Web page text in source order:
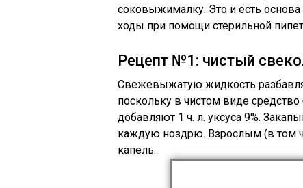
соковыжималку. Это и есть
ходы при помощи стерильной
Рецепт №1: чистый
Свежевыжатую жидкость
поскольку в чистом виде
добавляют 1 ч. л. уксуса 9%.
каждую ноздрю. Взрослым (в том
капель.